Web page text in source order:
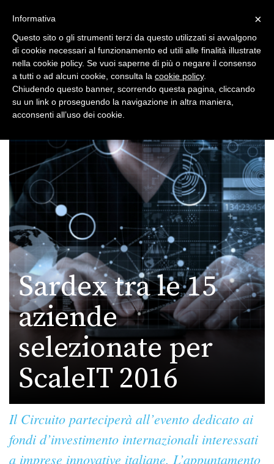
Toggle
Toggle
navigation
Sardex tra le 15
aziende
selezionate per
ScaleIT 2016
Il Circuito parteciperà all’evento dedicato ai
fondi d’investimento internazionali interessati
a imprese innovative italiane. L’appuntamento
×
Informativa
Questo sito o gli strumenti terzi da questo utilizzati si avvalgono
di cookie necessari al funzionamento ed utili alle finalità illustrate
nella cookie policy. Se vuoi saperne di più o negare il consenso
a tutti o ad alcuni cookie, consulta la cookie policy.
Chiudendo questo banner, scorrendo questa pagina, cliccando
su un link o proseguendo la navigazione in altra maniera,
acconsenti all’uso dei cookie.